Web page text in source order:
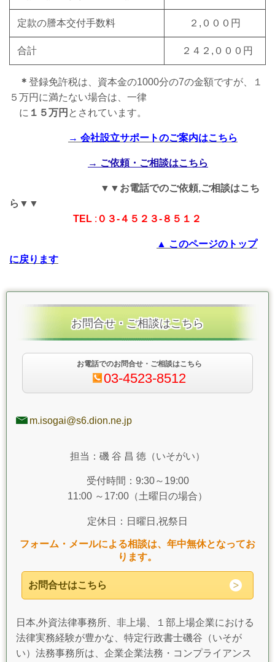
定款の謄本交付手数料 ２,０００円
合計 ２４２,０００円
＊ 登録免許税は、資本金の1000分の7の金額ですが、１
５万円に満たない場合は、一律
に １５万円 とされています。
→ 会社設立サポートのご案内はこちら
→ ご依頼・ご相談はこちら
▼▼お電話でのご依頼,ご相談はこち
ら▼▼
TEL : ０３-４５２３-８５１２
▲ このページのトップ
に戻ります
お問合せ・ご相談はこちら
お電話でのお問合せ・ご相談はこちら
03-4523-8512
m.isogai@s6.dion.ne.jp
担当：磯 谷 昌 徳（いそがい）
受付時間：9:30～19:00
11:00 ～17:00（土曜日の場合）
定休日：日曜日,祝祭日
フォーム・メールによる相談は、年中無休となってお
ります。
お問合せはこちら
日本,外資法律事務所、非上場、１部上場企業における
法律実務経験が豊かな、特定行政書士磯谷（いそが
い）法務事務所は、企業企業法務・コンプライアンス